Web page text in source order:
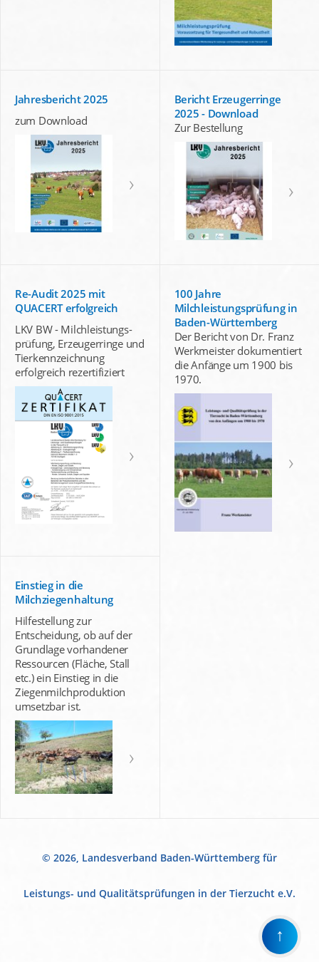
Jahresbericht 2025
zum Download
Bericht Erzeugerringe
2025 - Download
Zur Bestellung
Re-Audit 2025 mit
QUACERT erfolgreich
LKV BW - Milchleistungs-
prüfung, Erzeugerringe und
Tierkennzeichnung
erfolgreich rezertifiziert
100 Jahre
Milchleistungsprüfung in
Baden-Württemberg
Der Bericht von Dr. Franz
Werkmeister dokumentiert
die Anfänge um 1900 bis
1970.
Einstieg in die
Milchziegenhaltung
Hilfestellung zur
Entscheidung, ob auf der
Grundlage vorhandener
Ressourcen (Fläche, Stall
etc.) ein Einstieg in die
Ziegenmilchproduktion
umsetzbar ist.
© 2026, Landesverband Baden-Württemberg für
Leistungs- und Qualitätsprüfungen in der Tierzucht e.V.
↑